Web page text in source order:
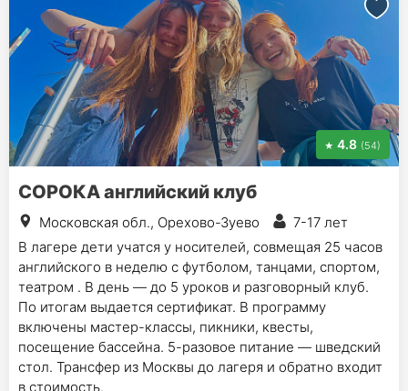
4.8 (54)
СОРОКА английский клуб
Московская обл., Орехово-Зуево
7-17 лет
В лагере дети учатся у носителей, совмещая 25 часов
английского в неделю с футболом, танцами, спортом,
театром . В день — до 5 уроков и разговорный клуб.
По итогам выдается сертификат. В программу
включены мастер-классы, пикники, квесты,
посещение бассейна. 5-разовое питание — шведский
стол. Трансфер из Москвы до лагеря и обратно входит
в стоимость.